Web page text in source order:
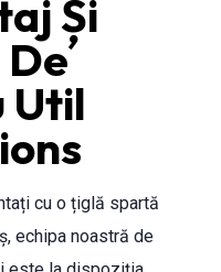
Și
Util
cu o țiglă spartă
echipa noastră de